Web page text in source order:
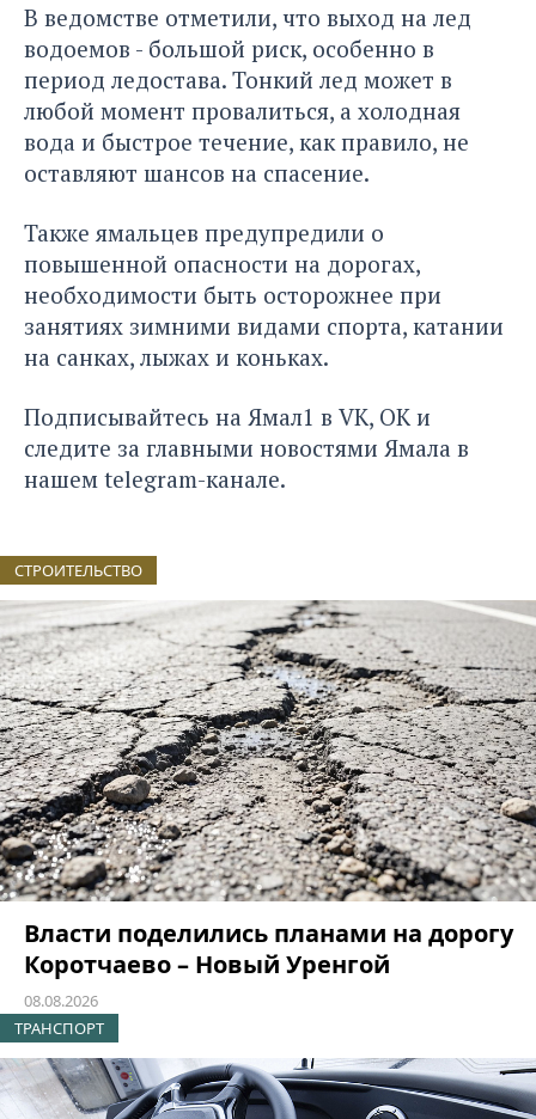
В ведомстве отметили, что выход на лед
водоемов - большой риск, особенно в
период ледостава. Тонкий лед может в
любой момент провалиться, а холодная
вода и быстрое течение, как правило, не
оставляют шансов на спасение.
Также ямальцев предупредили о
повышенной опасности на дорогах,
необходимости быть осторожнее при
занятиях зимними видами спорта, катании
на санках, лыжах и коньках.
Подписывайтесь на Ямал1 в VK, ОК и
следите за главными новостями Ямала в
нашем telegram-канале.
СТРОИТЕЛЬСТВО
Власти поделились планами на дорогу
Коротчаево – Новый Уренгой
08.08.2026
ТРАНСПОРТ